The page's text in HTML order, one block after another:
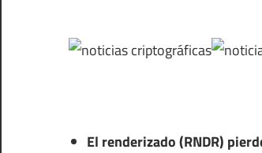
El renderizado (RNDR)